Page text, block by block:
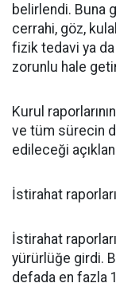
belirlendi. Buna
cerrahi, göz,
fizik tedavi ya da
zorunlu hale
Kurul
ve tüm sürecin
edileceği
İstirahat
İstirahat
yürürlüğe girdi.
defada en fazla